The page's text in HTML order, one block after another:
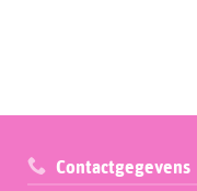
Contactgegevens